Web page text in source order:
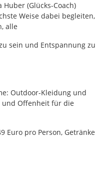
(Glücks-Coach)
Weise dabei begleiten,
alle
sein und Entspannung zu
Outdoor-Kleidung und
und Offenheit für die
Euro pro Person, Getränke